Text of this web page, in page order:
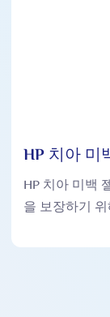
HP 치아 미
HP 치아 미백
을 보장하기